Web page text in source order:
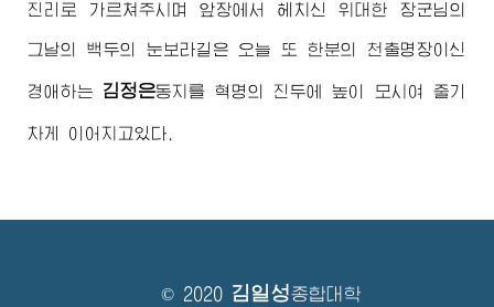
진리로 가르쳐주시며 앞장에서 헤치신위대한 장군님의
그날의 백두의 눈보라길은 오늘 또 한분의 천출명장이신
경애하는 김정은동지를 혁명의 진두에 높이 모시여 줄기
차게 이어지고있다.
© 2020 김일성종합대학